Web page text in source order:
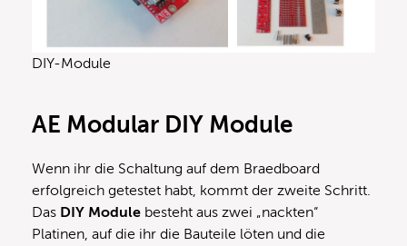
DIY-Module
AE Modular DIY Module
Wenn ihr die Schaltung auf dem Braedboard
erfolgreich getestet habt, kommt der zweite Schritt.
Das DIY Module besteht aus zwei „nackten“
Platinen, auf die ihr die Bauteile löten und die